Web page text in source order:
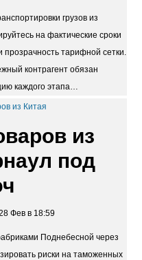
грузов из
на фактические сроки
тарифной сетки.
контрагент обязан
каждого этапа…
из
под
Фев в 18:59
Поднебесной через
риски на таможенных